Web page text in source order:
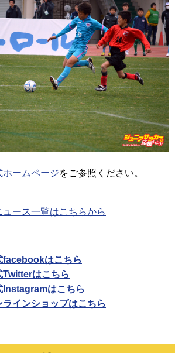
ホームページをご参照ください。
ース一覧はこちらから
facebookはこちら
Twitterはこちら
Instagramはこちら
ラインショップはこちら